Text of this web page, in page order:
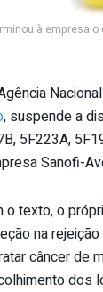
à empresa
, suspende a
5F223A,
Sanofi-
o texto, o
na
câncer de
dos